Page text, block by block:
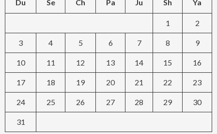
Du Se Ch Pa Ju Sh Ya
1 2
3 4 5 6 7 8 9
10 11 12 13 14 15 16
17 18 19 20 21 22 23
24 25 26 27 28 29 30
31